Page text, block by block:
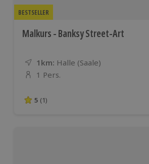
BESTSELLER
Malkurs - Banksy Street-Art
1km: Entfernung
Standort
Halle (Saale)
Anzahl der Teilnehmer
1 Pers.
5 von 5 Sternen basierend auf 1
5 (1)